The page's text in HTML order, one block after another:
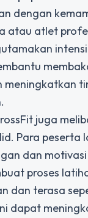
dengan
atau atlet
meningkatkan
juga
Para peserta
dan
proses
dan terasa
dapat